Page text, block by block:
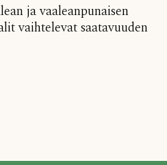
ja vaaleanpunaisen
vaihtelevat saatavuuden